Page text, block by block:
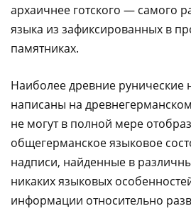
архаичнее готского — самого
языка из зафиксированных в
памятниках.
Наиболее древние рунические
написаны на
не могут в полной мере
общегерманское языковое
надписи, найденные в
никаких языковых
информации относительно